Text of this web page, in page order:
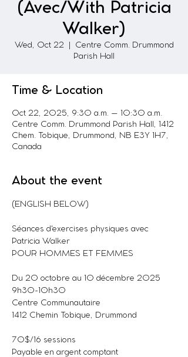
(Avec/With Patricia
Walker)
Wed, Oct 22
  |
Centre Comm. Drummond
Parish Hall
Time & Location
Oct 22, 2025, 9:30 a.m. – 10:30 a.m.
Centre Comm. Drummond Parish Hall, 1412
Chem. Tobique, Drummond, NB E3Y 1H7,
Canada
About the event
(ENGLISH BELOW)
Séances d'exercises physiques avec
Patricia Walker
POUR HOMMES ET FEMMES
Du 20 octobre au 10 décembre 2025
9h30-10h30
Centre Communautaire
1412 Chemin Tobique, Drummond
70$/16 sessions
Payable en argent comptant